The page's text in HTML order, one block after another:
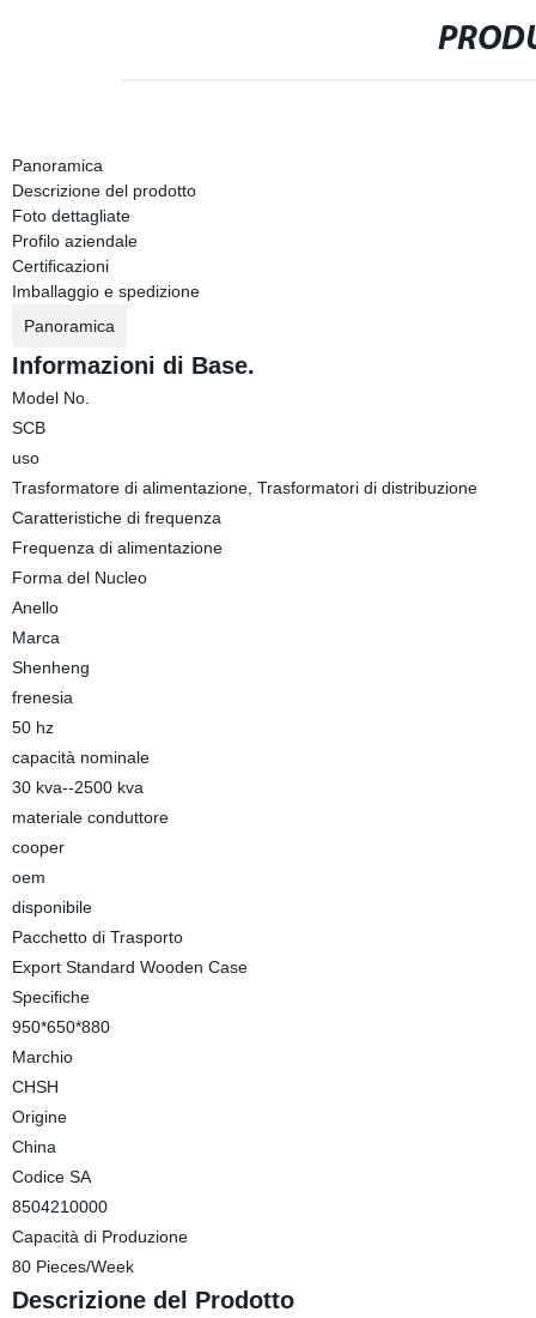
Panoramica
Descrizione del prodotto
Foto dettagliate
Profilo aziendale
Certificazioni
Imballaggio e spedizione
Panoramica
Informazioni di Base.
Model No.
SCB
uso
Trasformatore di alimentazione, Trasformatori di distribuzione
Caratteristiche di frequenza
Frequenza di alimentazione
Forma del Nucleo
Anello
Marca
Shenheng
frenesia
50 hz
capacità nominale
30 kva--2500 kva
materiale conduttore
cooper
oem
disponibile
Pacchetto di Trasporto
Export Standard Wooden Case
Specifiche
950*650*880
Marchio
CHSH
Origine
China
Codice SA
8504210000
Capacità di Produzione
80 Pieces/Week
Descrizione del Prodotto